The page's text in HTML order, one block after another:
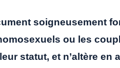
soigneusement
ou les
statut, et n’altère